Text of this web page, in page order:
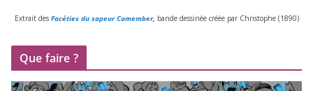
Extrait desFacéties du sapeur Camember, bande des­si­née créée par Christophe (1890)
Que faire ?